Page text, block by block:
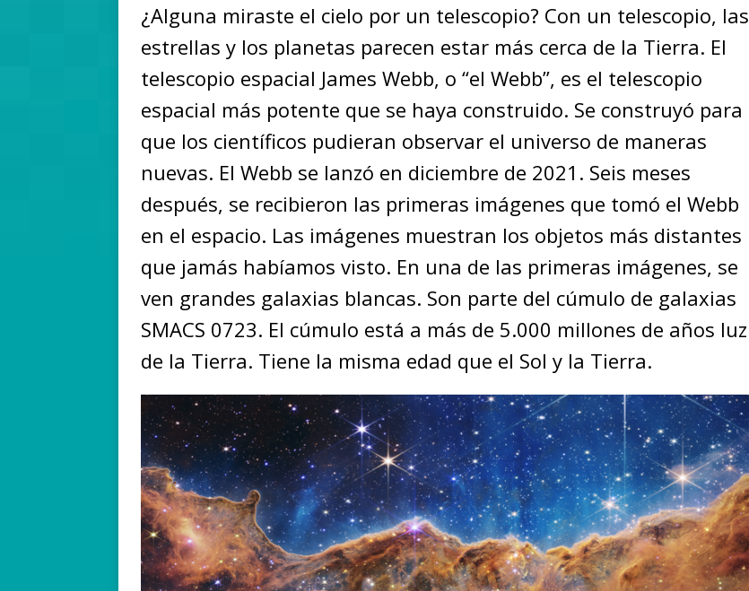
¿Alguna miraste el cielo por un telescopio? Con un telescopio, las
estrellas y los planetas parecen estar más cerca de la Tierra. El
telescopio espacial James Webb, o “el Webb”, es el telescopio
espacial más potente que se haya construido. Se construyó para
que los científicos pudieran observar el universo de maneras
nuevas. El Webb se lanzó en diciembre de 2021. Seis meses
después, se recibieron las primeras imágenes que tomó el Webb
en el espacio. Las imágenes muestran los objetos más distantes
que jamás habíamos visto. En una de las primeras imágenes, se
ven grandes galaxias blancas. Son parte del cúmulo de galaxias
SMACS 0723. El cúmulo está a más de 5.000 millones de años luz
de la Tierra. Tiene la misma edad que el Sol y la Tierra.